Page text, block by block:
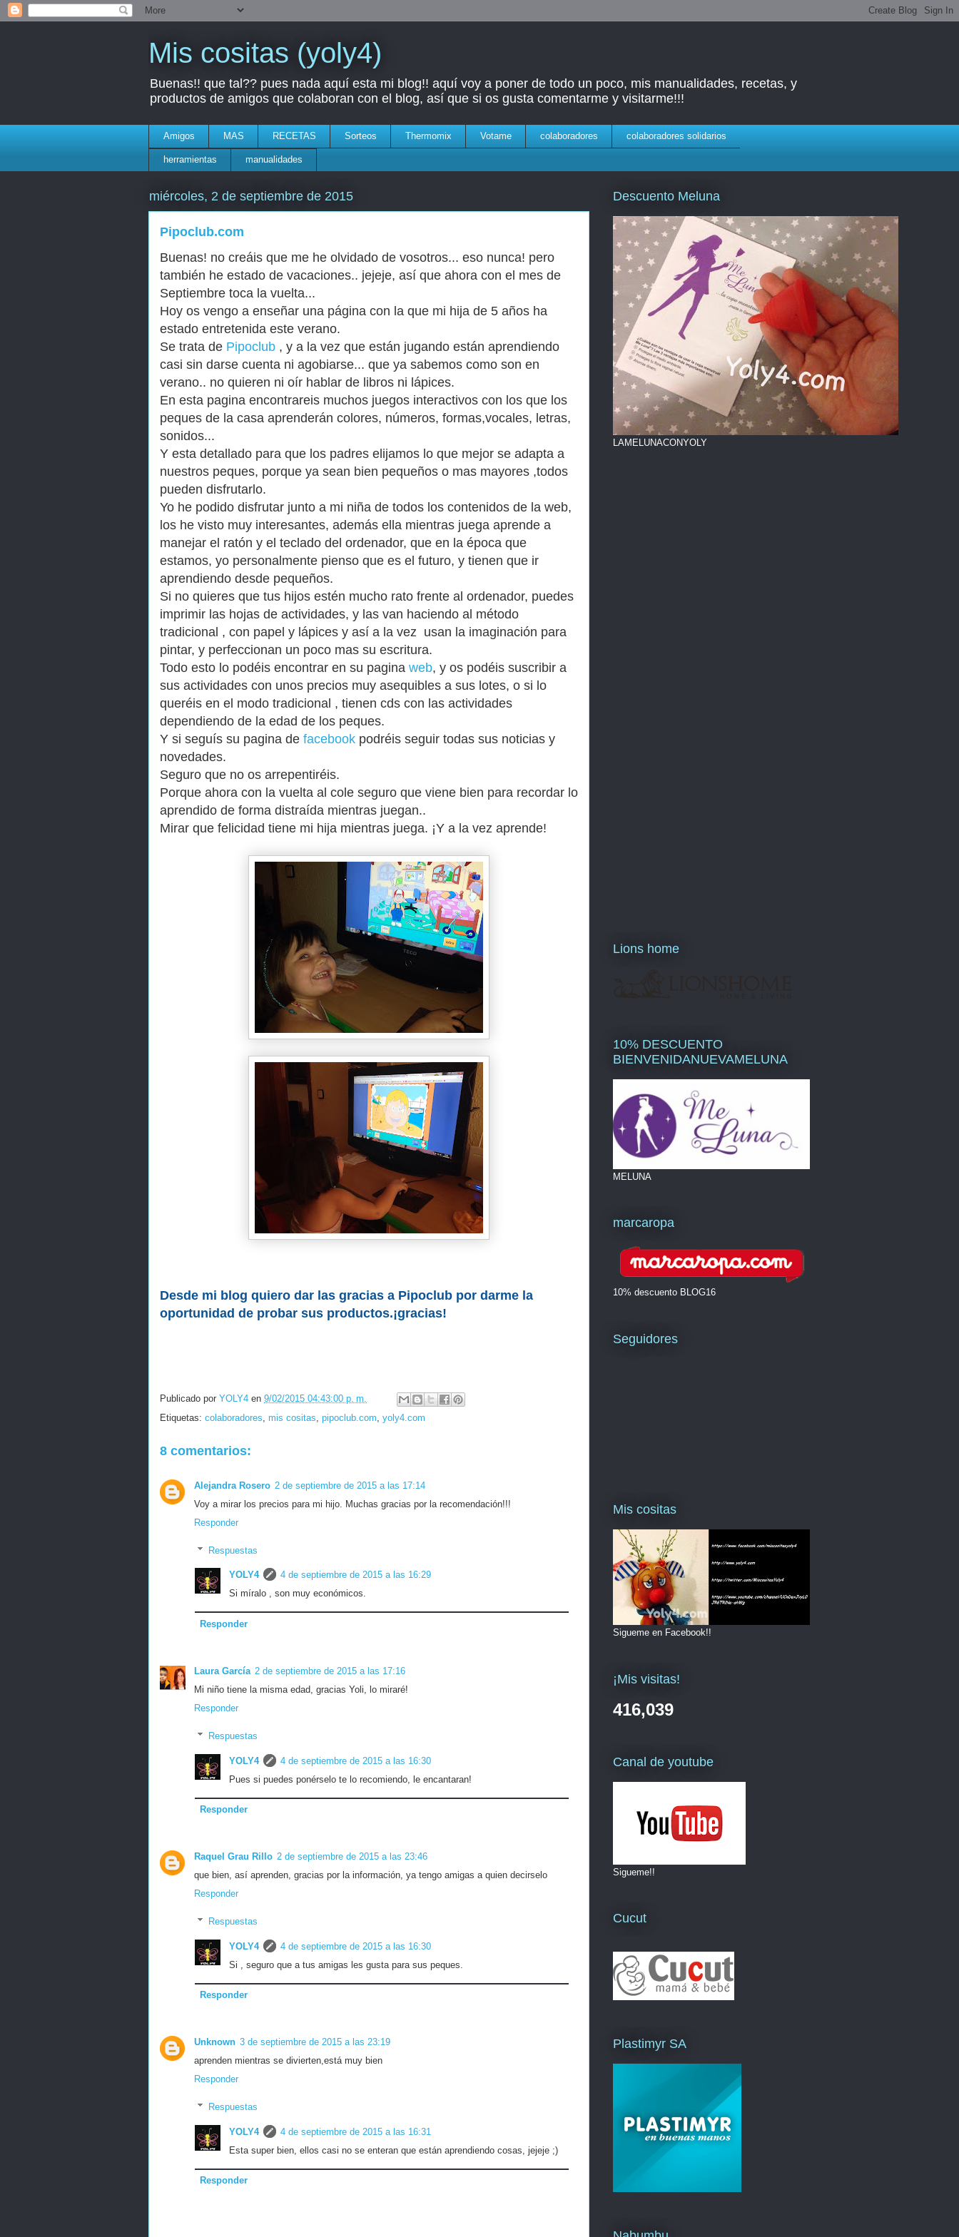
Mis cositas (yoly4)
Buenas!! que tal?? pues nada aquí esta mi blog!! aquí voy a poner de todo un poco, mis manualidades, recetas, y
productos de amigos que colaboran con el blog, así que si os gusta comentarme y visitarme!!!
Amigos MAS RECETAS Sorteos Thermomix Votame colaboradores colaboradores solidarios
herramientas manualidades
miércoles, 2 de septiembre de 2015
Pipoclub.com
Buenas! no creáis que me he olvidado de vosotros... eso nunca! pero
también he estado de vacaciones.. jejeje, así que ahora con el mes de
Septiembre toca la vuelta...
Hoy os vengo a enseñar una página con la que mi hija de 5 años ha
estado entretenida este verano.
Se trata de Pipoclub , y a la vez que están jugando están aprendiendo
casi sin darse cuenta ni agobiarse... que ya sabemos como son en
verano.. no quieren ni oír hablar de libros ni lápices.
En esta pagina encontrareis muchos juegos interactivos con los que los
peques de la casa aprenderán colores, números, formas,vocales, letras,
sonidos...
Y esta detallado para que los padres elijamos lo que mejor se adapta a
nuestros peques, porque ya sean bien pequeños o mas mayores ,todos
pueden disfrutarlo.
Yo he podido disfrutar junto a mi niña de todos los contenidos de la web,
los he visto muy interesantes, además ella mientras juega aprende a
manejar el ratón y el teclado del ordenador, que en la época que
estamos, yo personalmente pienso que es el futuro, y tienen que ir
aprendiendo desde pequeños.
Si no quieres que tus hijos estén mucho rato frente al ordenador, puedes
imprimir las hojas de actividades, y las van haciendo al método
tradicional , con papel y lápices y así a la vez usan la imaginación para
pintar, y perfeccionan un poco mas su escritura.
Todo esto lo podéis encontrar en su pagina web, y os podéis suscribir a
sus actividades con unos precios muy asequibles a sus lotes, o si lo
queréis en el modo tradicional , tienen cds con las actividades
dependiendo de la edad de los peques.
Y si seguís su pagina de facebook podréis seguir todas sus noticias y
novedades.
Seguro que no os arrepentiréis.
Porque ahora con la vuelta al cole seguro que viene bien para recordar lo
aprendido de forma distraída mientras juegan..
Mirar que felicidad tiene mi hija mientras juega. ¡Y a la vez aprende!
Desde mi blog quiero dar las gracias a Pipoclub por darme la
oportunidad de probar sus productos.¡gracias!
Publicado por YOLY4 en 9/02/2015 04:43:00 p. m.
Etiquetas: colaboradores, mis cositas, pipoclub.com, yoly4.com
8 comentarios:
Alejandra Rosero 2 de septiembre de 2015 a las 17:14
Voy a mirar los precios para mi hijo. Muchas gracias por la recomendación!!!
Responder
Respuestas
YOLY4
4 de septiembre de 2015 a las 16:29
Si míralo , son muy económicos.
Responder
Laura García 2 de septiembre de 2015 a las 17:16
Mi niño tiene la misma edad, gracias Yoli, lo miraré!
Responder
Respuestas
YOLY4
4 de septiembre de 2015 a las 16:30
Pues si puedes ponérselo te lo recomiendo, le encantaran!
Responder
Raquel Grau Rillo 2 de septiembre de 2015 a las 23:46
que bien, así aprenden, gracias por la información, ya tengo amigas a quien decirselo
Responder
Respuestas
YOLY4
4 de septiembre de 2015 a las 16:30
Si , seguro que a tus amigas les gusta para sus peques.
Responder
Unknown 3 de septiembre de 2015 a las 23:19
aprenden mientras se divierten,está muy bien
Responder
Respuestas
YOLY4
4 de septiembre de 2015 a las 16:31
Esta super bien, ellos casi no se enteran que están aprendiendo cosas, jejeje ;)
Responder
Descuento Meluna
LAMELUNACONYOLY
Lions home
10% DESCUENTO
BIENVENIDANUEVAMELUNA
MELUNA
marcaropa
10% descuento BLOG16
Seguidores
Mis cositas
Sigueme en Facebook!!
¡Mis visitas!
416,039
Canal de youtube
Sigueme!!
Cucut
Plastimyr SA